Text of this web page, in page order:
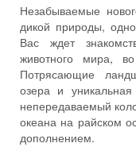
Незабываемые
дикой природы,
Вас ждет
животного мира,
Потрясающие
озера и
непередаваемый
океана на райском
дополнением.